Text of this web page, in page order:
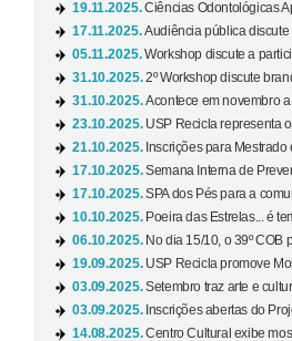
19.11.2025.Ciências Odontológicas
17.11.2025.Audiência pública
05.11.2025.Workshop discute a
31.10.2025.2º Workshop discute
31.10.2025.Acontece em novembro
23.10.2025. USP Recicla representa
21.10.2025. Inscrições para
17.10.2025.Semana Interna de
17.10.2025.SPA dos Pés para a
10.10.2025. Poeira das Estrelas... é
06.10.2025. No dia 15/10, o 39º COB
19.09.2025. USP Recicla promove
03.09.2025.Setembro traz arte e
03.09.2025. Inscrições abertas do
14.08.2025.Centro Cultural exibe